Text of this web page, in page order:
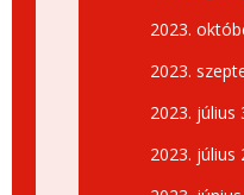
2023.
2023.
2023. július
2023. július